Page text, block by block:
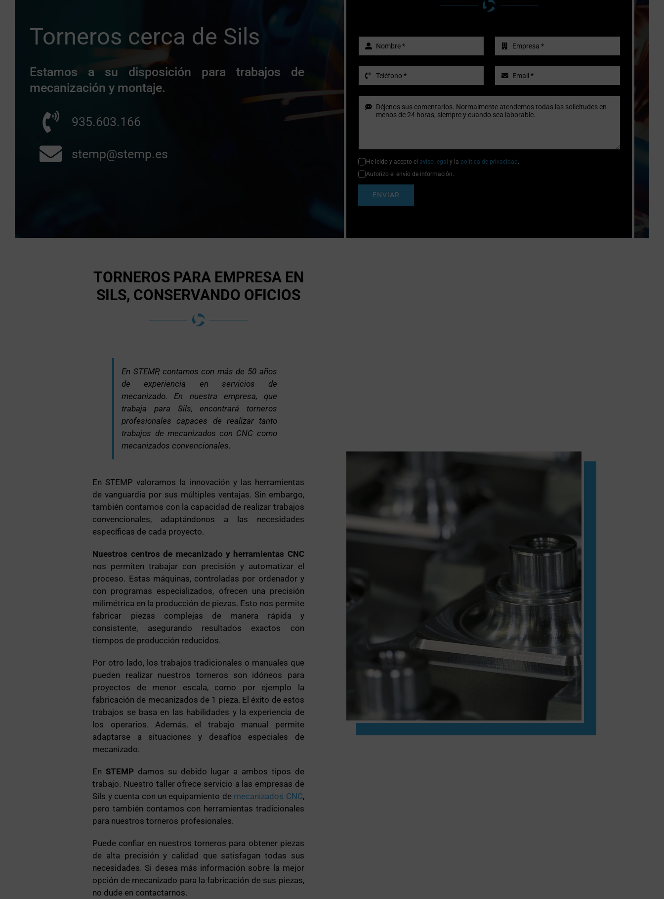
Torneros cerca de Sils
Estamos a su disposición para trabajos de
mecanización y montaje.
935.603.166
stemp@stemp.es
He leído y acepto el aviso legal y la política de privacidad .
Autorizo el envío de información.
ENVIAR
TORNEROS PARA EMPRESA EN
SILS, CONSERVANDO OFICIOS
En STEMP, contamos con más de 50 años
de experiencia en servicios de
mecanizado. En nuestra empresa, que
trabaja para Sils, encontrará torneros
profesionales capaces de realizar tanto
trabajos de mecanizados con CNC como
mecanizados convencionales.
En STEMP valoramos la innovación y las herramientas
de vanguardia por sus múltiples ventajas. Sin embargo,
también contamos con la capacidad de realizar trabajos
convencionales, adaptándonos a las necesidades
específicas de cada proyecto.
Nuestros centros de mecanizado y herramientas CNC
nos permiten trabajar con precisión y automatizar el
proceso. Estas máquinas, controladas por ordenador y
con programas especializados, ofrecen una precisión
milimétrica en la producción de piezas. Esto nos permite
fabricar piezas complejas de manera rápida y
consistente, asegurando resultados exactos con
tiempos de producción reducidos.
Por otro lado, los trabajos tradicionales o manuales que
pueden realizar nuestros torneros son idóneos para
proyectos de menor escala, como por ejemplo la
fabricación de mecanizados de 1 pieza. El éxito de estos
trabajos se basa en las habilidades y la experiencia de
los operarios. Además, el trabajo manual permite
adaptarse a situaciones y desafíos especiales de
mecanizado.
EnSTEMP damos su debido lugar a ambos tipos de
trabajo. Nuestro taller ofrece servicio a las empresas de
Sils y cuenta con un equipamiento de mecanizados CNC,
pero también contamos con herramientas tradicionales
para nuestros torneros profesionales.
Puede confiar en nuestros torneros para obtener piezas
de alta precisión y calidad que satisfagan todas sus
necesidades. Si desea más información sobre la mejor
opción de mecanizado para la fabricación de sus piezas,
no dude en contactarnos.